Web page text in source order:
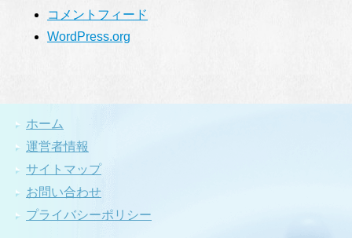
コメントフィード
WordPress.org
ホーム
運営者情報
サイトマップ
お問い合わせ
プライバシーポリシー